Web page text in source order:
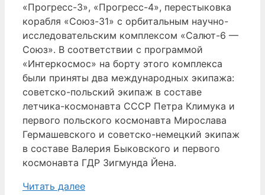
«Прогресс-3», «Прогресс-4», перестыковка
корабля «Союз-31» с орбитальным научно-
исследовательским комплексом «Салют-6 —
Союз». В соответствии с программой
«Интеркосмос» на борту этого комплекса
были приняты два международных экипажа:
советско-польский экипаж в составе
летчика-космонавта СССР Петра Климука и
первого польского космонавта Мирослава
Гермашевского и советско-немецкий экипаж
в составе Валерия Быковского и первого
космонавта ГДР Зигмунда Йена.
Читать далее